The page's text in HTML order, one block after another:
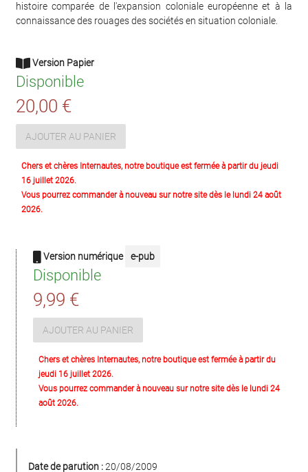
histoire comparée de l'expansion coloniale européenne et à la
connaissance des rouages des sociétés en situation coloniale.
Version Papier
Disponible
20,00 €
AJOUTER AU PANIER
Chers et chères Internautes, notre boutique est fermée à partir du jeudi
16 juillet 2026.
Vous pourrez commander à nouveau sur notre site dès le lundi 24 août
2026.
Version numérique e-pub
Disponible
9,99 €
AJOUTER AU PANIER
Chers et chères Internautes, notre boutique est fermée à partir du
jeudi 16 juillet 2026.
Vous pourrez commander à nouveau sur notre site dès le lundi 24
août 2026.
Date de parution :20/08/2009